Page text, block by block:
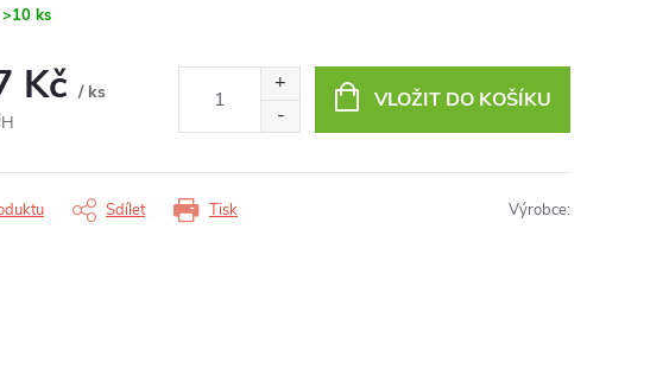
>10 ks
Kč / ks
VLOŽIT DO KOŠÍKU
Tisk
Sdílet Výrobce: